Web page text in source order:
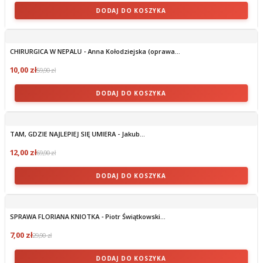
DODAJ DO KOSZYKA
CHIRURGICA W NEPALU - Anna Kołodziejska (oprawa...
10,00 zł59,90 zł
DODAJ DO KOSZYKA
TAM, GDZIE NAJLEPIEJ SIĘ UMIERA - Jakub...
12,00 zł69,90 zł
DODAJ DO KOSZYKA
SPRAWA FLORIANA KNIOTKA - Piotr Świątkowski...
7,00 zł29,90 zł
DODAJ DO KOSZYKA